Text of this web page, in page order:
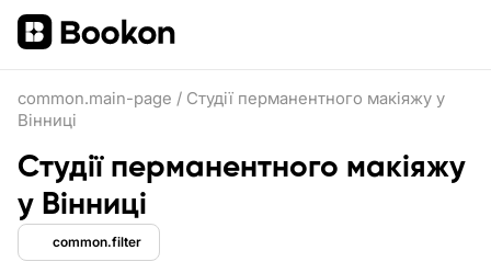
common.main-page / Студії перманентного макіяжу у
Вінниці
Студії перманентного макіяжу
у Вінниці
common.filter